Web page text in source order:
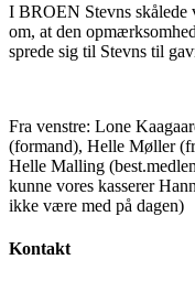
I BROEN Stevns
om, at den
sprede sig til Stevns til
Fra venstre: Lone
(formand), Helle Møller
Helle Malling
kunne vores kasserer
ikke være med på dagen)
Kontakt